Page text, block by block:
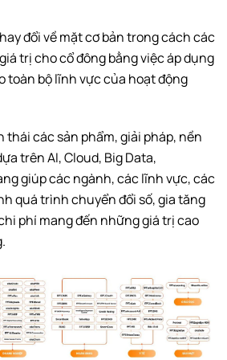
đổi về mặt cơ bản trong cách các
trị cho cổ đông bằng việc áp dụng
toàn bộ lĩnh vực của hoạt động
thái các sản phẩm, giải pháp, nền
trên AI, Cloud, Big Data,
giúp các ngành, các lĩnh vực, các
quá trình chuyển đổi số, gia tăng
phí mang đến những giá trị cao